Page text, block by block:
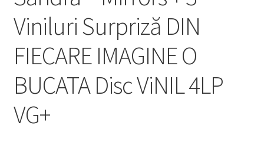
Viniluri Surpriză DIN
FIECARE IMAGINE O
BUCATA Disc ViNIL 4LP
VG+